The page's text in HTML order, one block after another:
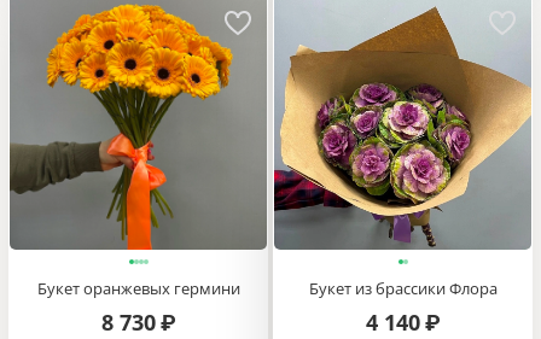
Букет оранжевых гермини
8 730 ₽
Букет из брассики Флора
4 140 ₽